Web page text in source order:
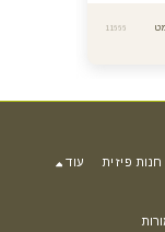
11666
חנות פיזית עוד